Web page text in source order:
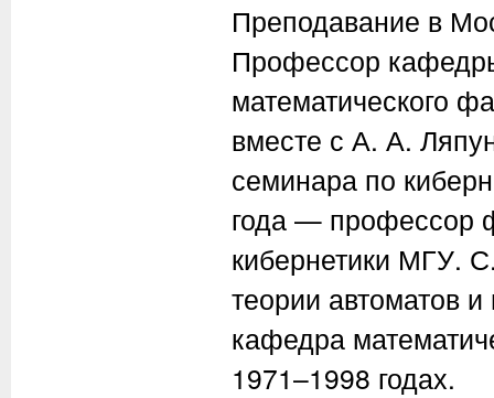
Преподавание в
Профессор
математического
вместе с А. А.
семинара по
года — профессор
кибернетики МГУ.
теории автоматов
кафедра
1971–1998 годах.